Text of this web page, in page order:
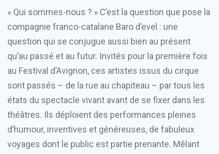
« Qui sommes-nous ? » C’est la question que pose la
compagnie franco-catalane Baro d’evel : une
question qui se conjugue aussi bien au présent
qu’au passé et au futur. Invités pour la première fois
au Festival d’Avignon, ces artistes issus du cirque
sont passés – de la rue au chapiteau – par tous les
états du spectacle vivant avant de se fixer dans les
théâtres. Ils déploient des performances pleines
d’humour, inventives et généreuses, de fabuleux
voyages dont le public est partie prenante. Mêlant